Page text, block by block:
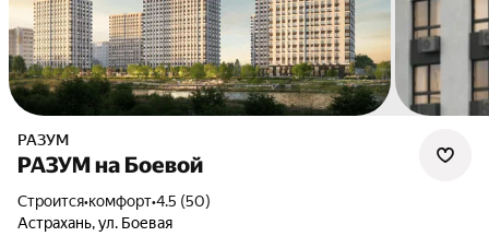
РАЗУМ
РАЗУМ на Боевой
Строится•комфорт•4.5 (50)
Астрахань, ул. Боевая